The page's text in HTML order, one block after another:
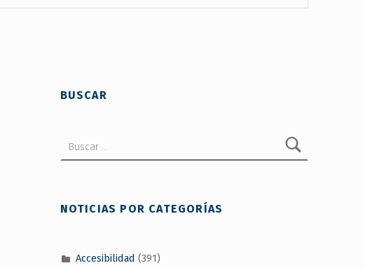
BUSCAR
NOTICIAS POR CATEGORÍAS
Accesibilidad (391)